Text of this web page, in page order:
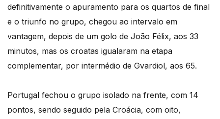
definitivamente o apuramento para os quartos de final
e o triunfo no grupo, chegou ao intervalo em
vantagem, depois de um golo de João Félix, aos 33
minutos, mas os croatas igualaram na etapa
complementar, por intermédio de Gvardiol, aos 65.
Portugal fechou o grupo isolado na frente, com 14
pontos, sendo seguido pela Croácia, com oito,